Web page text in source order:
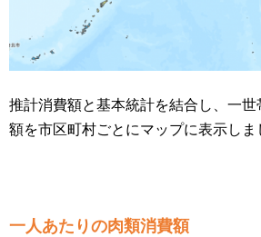
推計消費額と基本統計を結合し、一
額を市区町村ごとにマップに表示しま
一人あたりの肉類消費額